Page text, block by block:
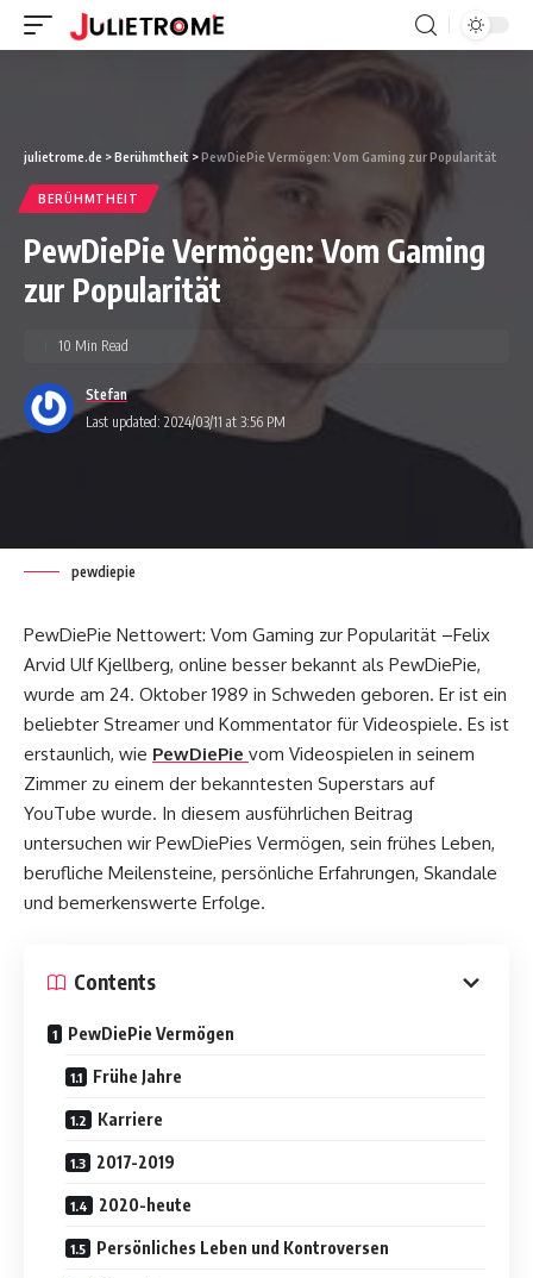
julietrome.de >Berühmtheit >PewDiePie Vermögen: Vom Gaming zur Popularität
BERÜHMTHEIT
PewDiePie Vermögen: Vom Gaming
zur Popularität
Last updated: 2024/03/11 at 3:56 PM
Stefan
10 Min Read
pewdiepie
PewDiePie Nettowert: Vom Gaming zur Popularität –Felix
Arvid Ulf Kjellberg, online besser bekannt als PewDiePie,
wurde am 24. Oktober 1989 in Schweden geboren. Er ist ein
beliebter Streamer und Kommentator für Videospiele. Es ist
erstaunlich, wie PewDiePie vom Videospielen in seinem
Zimmer zu einem der bekanntesten Superstars auf
YouTube wurde. In diesem ausführlichen Beitrag
untersuchen wir PewDiePies Vermögen, sein frühes Leben,
berufliche Meilensteine, persönliche Erfahrungen, Skandale
und bemerkenswerte Erfolge.
Contents
PewDiePie Vermögen
Frühe Jahre
Karriere
2017-2019
2020-heute
Persönliches Leben und Kontroversen